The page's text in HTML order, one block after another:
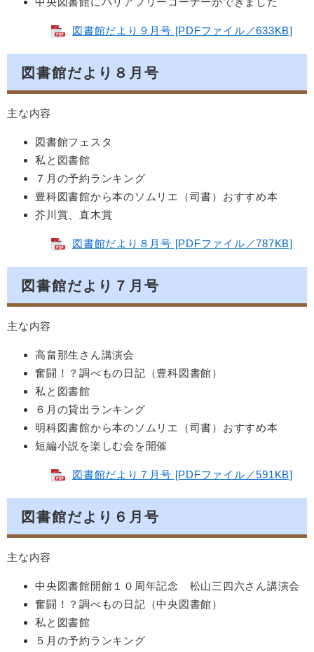
図書館だより９月号 [PDFファイル／633KB]
図書館だより８月号
主な内容
図書館フェスタ
私と図書館
７月の予約ランキング
豊科図書館から本のソムリエ（司書）おすすめ本
芥川賞、直木賞
図書館だより８月号 [PDFファイル／787KB]
図書館だより７月号
主な内容
高畠那生さん講演会
奮闘！？調べもの日記（豊科図書館）
私と図書館
６月の貸出ランキング
明科図書館から本のソムリエ（司書）おすすめ本
短編小説を楽しむ会を開催
図書館だより７月号 [PDFファイル／591KB]
図書館だより６月号
主な内容
中央図書館開館１０周年記念 松山三四六さん講演会
奮闘！？調べもの日記（中央図書館）
私と図書館
５月の予約ランキング